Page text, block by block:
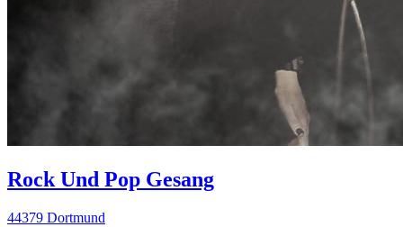
Rock Und Pop Gesang
44379 Dortmund